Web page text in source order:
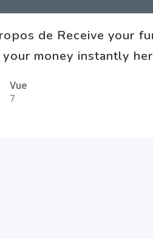
de Receive your
your money instantly
Vue
7